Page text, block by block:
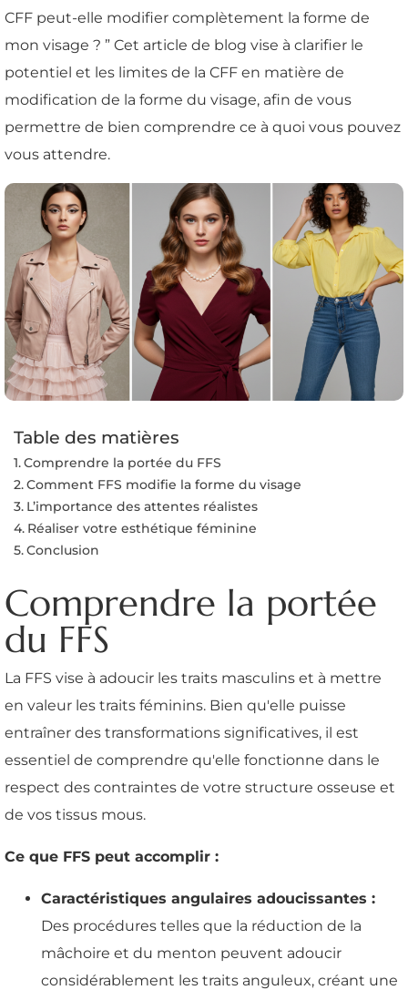
CFF peut-elle modifier complètement la forme de
mon visage ? ” Cet article de blog vise à clarifier le
potentiel et les limites de la CFF en matière de
modification de la forme du visage, afin de vous
permettre de bien comprendre ce à quoi vous pouvez
vous attendre.
Table des matières
Comprendre la portée du FFS
Comment FFS modifie la forme du visage
L’importance des attentes réalistes
Réaliser votre esthétique féminine
Conclusion
Comprendre la portée
du FFS
La FFS vise à adoucir les traits masculins et à mettre
en valeur les traits féminins. Bien qu'elle puisse
entraîner des transformations significatives, il est
essentiel de comprendre qu'elle fonctionne dans le
respect des contraintes de votre structure osseuse et
de vos tissus mous.
Ce que FFS peut accomplir :
Caractéristiques angulaires adoucissantes :
Des procédures telles que la réduction de la
mâchoire et du menton peuvent adoucir
considérablement les traits anguleux, créant une